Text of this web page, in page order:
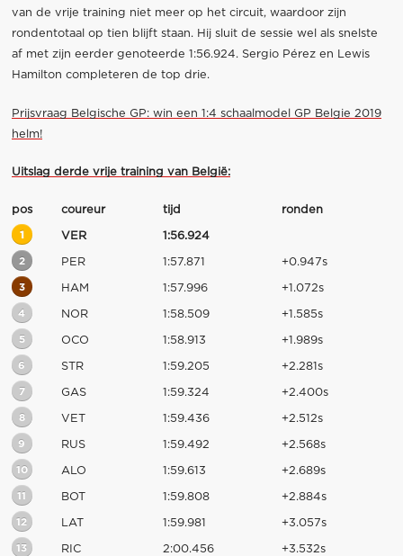
van de vrije training niet meer op het circuit, waardoor zijn
rondentotaal op tien blijft staan. Hij sluit de sessie wel als snelste
af met zijn eerder genoteerde 1:56.924. Sergio Pérez en Lewis
Hamilton completeren de top drie.
Prijsvraag Belgische GP: win een 1:4 schaalmodel GP Belgie 2019
helm!
Uitslag derde vrije training van België:
pos coureur tijd ronden
1 VER 1:56.924
2 PER 1:57.871 +0.947s
3 HAM 1:57.996 +1.072s
4 NOR 1:58.509 +1.585s
5 OCO 1:58.913 +1.989s
6 STR 1:59.205 +2.281s
7 GAS 1:59.324 +2.400s
8 VET 1:59.436 +2.512s
9 RUS 1:59.492 +2.568s
10 ALO 1:59.613 +2.689s
11 BOT 1:59.808 +2.884s
12 LAT 1:59.981 +3.057s
13 RIC 2:00.456 +3.532s